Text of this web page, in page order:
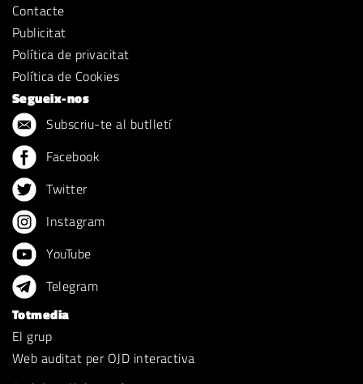
Contacte
Publicitat
Política de privacitat
Política de Cookies
Segueix-nos
Subscriu-te al butlletí
Facebook
Twitter
Instagram
YouTube
Telegram
Totmedia
El grup
Web auditat per OJD interactiva